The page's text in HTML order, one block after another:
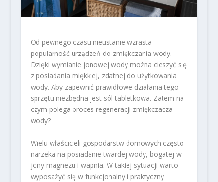
Od pewnego czasu nieustanie wzrasta
popularność urządzeń do zmiękczania wody.
Dzięki wymianie jonowej wody można cieszyć się
z posiadania miękkiej, zdatnej do użytkowania
wody. Aby zapewnić prawidłowe działania tego
sprzętu niezbędna jest sól tabletkowa. Zatem na
czym polega proces regeneracji zmiękczacza
wody?
Wielu właścicieli gospodarstw domowych często
narzeka na posiadanie twardej wody, bogatej w
jony magnezu i wapnia. W takiej sytuacji warto
wyposażyć się w funkcjonalny i praktyczny